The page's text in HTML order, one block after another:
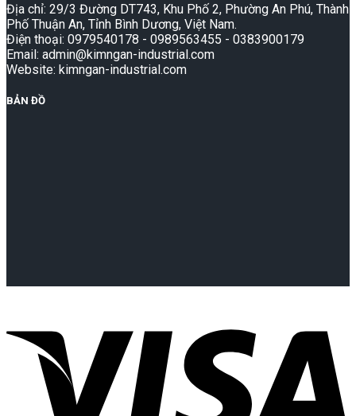
Địa chỉ: 29/3 Đường DT743, Khu Phố 2, Phường An Phú, Thành
Phố Thuận An, Tỉnh Bình Dương, Việt Nam.
Điện thoại: 0979540178 - 0989563455 - 0383900179
Email: admin@kimngan-industrial.com
Website: kimngan-industrial.com
BẢN ĐỒ